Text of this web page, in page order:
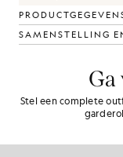
SAMENSTELLING
Ga
Stel een complete